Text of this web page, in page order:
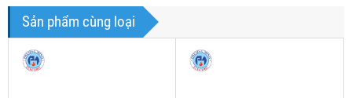
Sản phẩm cùng loại